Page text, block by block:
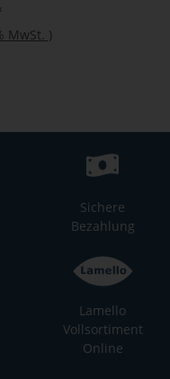
MwSt. )
Sichere
Bezahlung
Lamello
Vollsortiment
Online